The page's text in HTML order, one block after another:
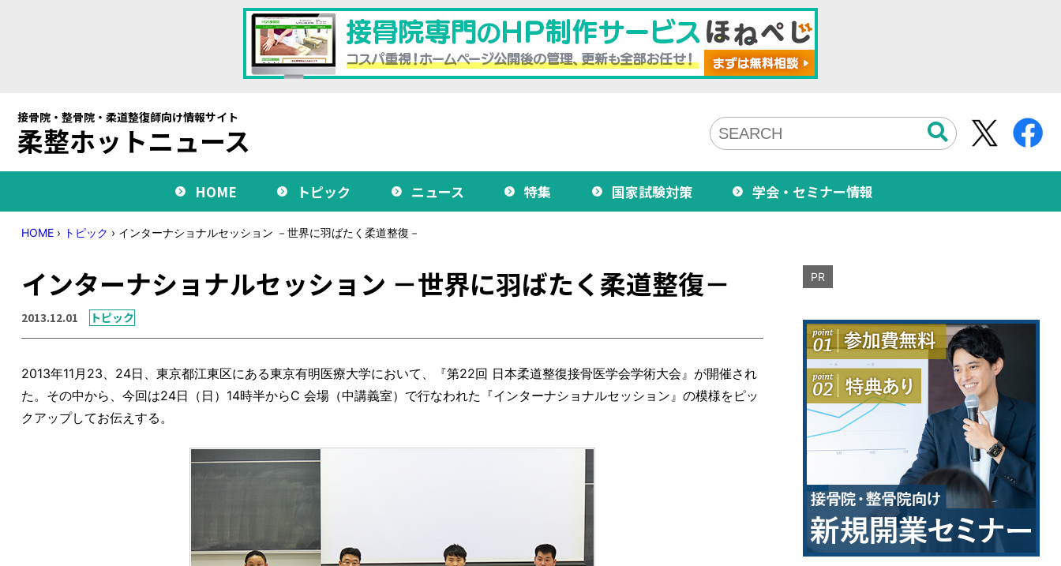
接骨院・整骨院・柔道整復師向け情報サイト
柔整ホットニュース
HOME トピック ニュース 特集 国家試験対策 学会・セミナー情報
HOME › トピック › インターナショナルセッション －世界に羽ばたく柔道整復－
インターナショナルセッション －世界に羽ばたく柔道整復－
2013.12.01 トピック
2013年11月23、24日、東京都江東区にある東京有明医療大学において、『第22回 日本柔道整復接骨医学会学術大会』が開催され
た。その中から、今回は24日（日）14時半からC 会場（中講義室）で行なわれた『インターナショナルセッション』の模様をピッ
クアップしてお伝えする。
PR